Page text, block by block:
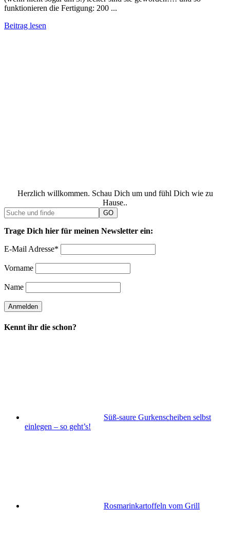
funktionieren die Fertigung: 200 ...
Beitrag lesen
Herzlich willkommen. Schau Dich um und fühl Dich wie zu
Hause..
Trage Dich hier für meinen Newsletter ein:
E-Mail Adresse*
Vorname
Name
Kennt ihr die schon?
Süß-saure Gurkenscheiben selbst
einlegen – so geht’s!
Rosmarinkartoffeln vom Grill